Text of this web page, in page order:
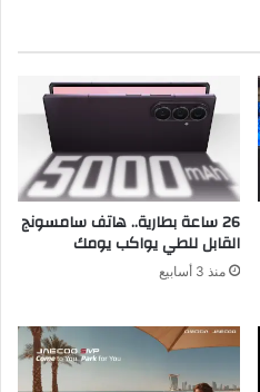
26 ساعة بطارية.. هاتف سامسونج
القابل للطي يواكب يومك
منذ 3 أسابيع